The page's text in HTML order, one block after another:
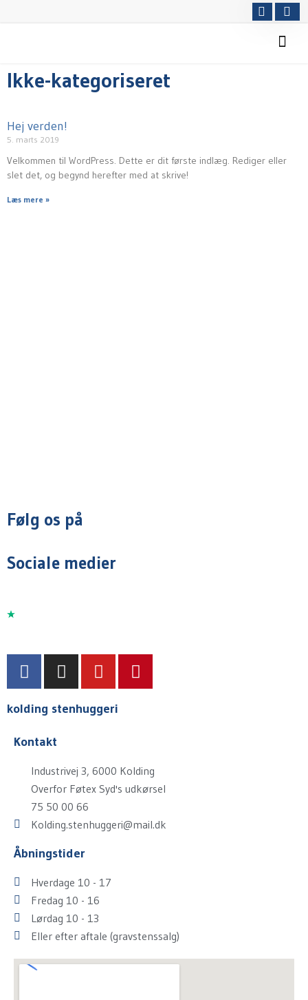
Ikke-kategoriseret
Hej verden!
5. marts 2019
Velkommen til WordPress. Dette er dit første indlæg. Rediger eller
slet det, og begynd herefter med at skrive!
Læs mere »
Følg os på
Sociale medier
F
a
e
o
o
I
n
t
r
a
m
Y
o
t
e
P
i
e
s
t
kolding stenhuggeri
Kontakt
Industrivej 3, 6000 Kolding
Overfor Føtex Syd's udkørsel
75 50 00 66
Kolding.stenhuggeri@mail.dk
Åbningstider
Hverdage 10 - 17
Fredag 10 - 16
Lørdag 10 - 13
Eller efter aftale (gravstenssalg)